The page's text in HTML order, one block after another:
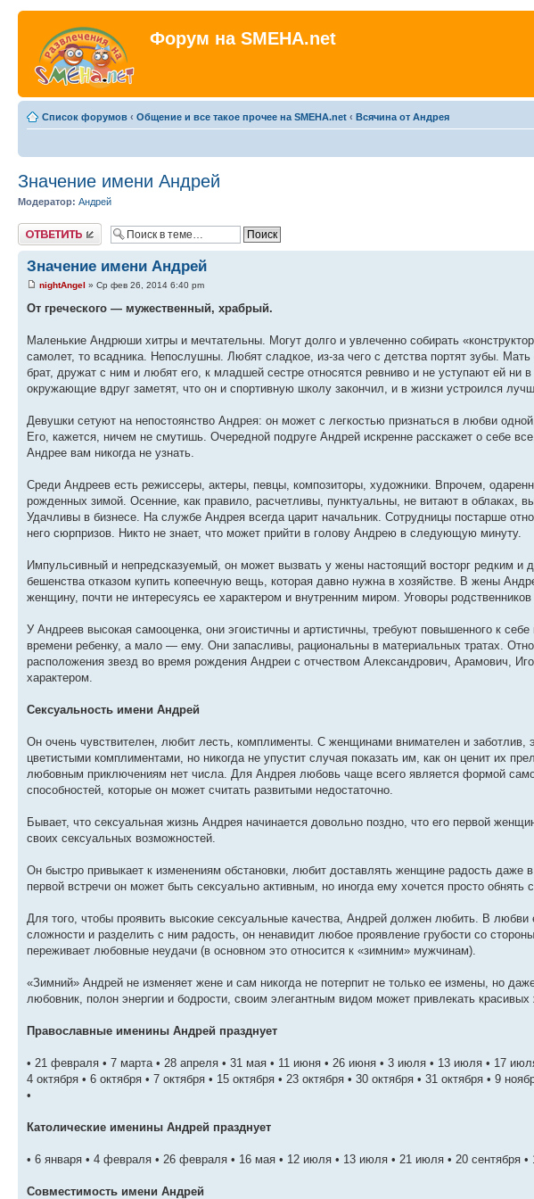
Форум на SMEHA.net
Список форумов ‹ Общение и все такое прочее на SMEHA.net ‹ Всячина от Андрея
Значение имени Андрей
Модератор: Андрей
Ответить
Значение имени Андрей
nightAngel » Ср фев 26, 2014 6:40 pm
От греческого — мужественный, храбрый.
Маленькие Андрюши хитры и мечтательны. Могут долго и увлеченно собирать
самолет, то всадника. Непослушны. Любят сладкое, из-за чего с детства портят зубы.
брат, дружат с ним и любят его, к младшей сестре относятся ревниво и не уступают ей ни
окружающие вдруг заметят, что он и спортивную школу закончил, и в жизни устроился
Девушки сетуют на непостоянство Андрея: он может с легкостью признаться в любви
Его, кажется, ничем не смутишь. Очередной подруге Андрей искренне расскажет о себе
Андрее вам никогда не узнать.
Среди Андреев есть режиссеры, актеры, певцы, композиторы, художники. Впрочем,
рожденных зимой. Осенние, как правило, расчетливы, пунктуальны, не витают в облаках,
Удачливы в бизнесе. На службе Андрея всегда царит начальник. Сотрудницы постарше
него сюрпризов. Никто не знает, что может прийти в голову Андрею в следующую минуту.
Импульсивный и непредсказуемый, он может вызвать у жены настоящий восторг редким и
бешенства отказом купить копеечную вещь, которая давно нужна в хозяйстве. В жены
женщину, почти не интересуясь ее характером и внутренним миром. Уговоры
У Андреев высокая самооценка, они эгоистичны и артистичны, требуют повышенного к
времени ребенку, а мало — ему. Они запасливы, рациональны в материальных тратах.
расположения звезд во время рождения Андреи с отчеством Александрович, Арамович,
характером.
Сексуальность имени Андрей
Он очень чувствителен, любит лесть, комплименты. С женщинами внимателен и
цветистыми комплиментами, но никогда не упустит случая показать им, как он ценит их
любовным приключениям нет числа. Для Андрея любовь чаще всего является формой
способностей, которые он может считать развитыми недостаточно.
Бывает, что сексуальная жизнь Андрея начинается довольно поздно, что его первой
своих сексуальных возможностей.
Он быстро привыкает к изменениям обстановки, любит доставлять женщине радость даже
первой встречи он может быть сексуально активным, но иногда ему хочется просто
Для того, чтобы проявить высокие сексуальные качества, Андрей должен любить. В
сложности и разделить с ним радость, он ненавидит любое проявление грубости со
переживает любовные неудачи (в основном это относится к «зимним» мужчинам).
«Зимний» Андрей не изменяет жене и сам никогда не потерпит не только ее измены, но
любовник, полон энергии и бодрости, своим элегантным видом может привлекать красивых
Православные именины Андрей празднует
• 21 февраля • 7 марта • 28 апреля • 31 мая • 11 июня • 26 июня • 3 июля • 13 июля • 17
4 октября • 6 октября • 7 октября • 15 октября • 23 октября • 30 октября • 31 октября • 9
•
Католические именины Андрей празднует
• 6 января • 4 февраля • 26 февраля • 16 мая • 12 июля • 13 июля • 21 июля • 20 сентября •
Совместимость имени Андрей